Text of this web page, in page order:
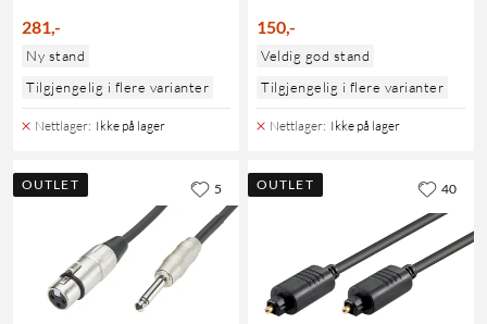
281,-
Ny stand
Tilgjengelig i flere varianter
Nettlager: Ikke på lager
150,-
Veldig god stand
Tilgjengelig i flere varianter
Nettlager: Ikke på lager
OUTLET 5 OUTLET 40